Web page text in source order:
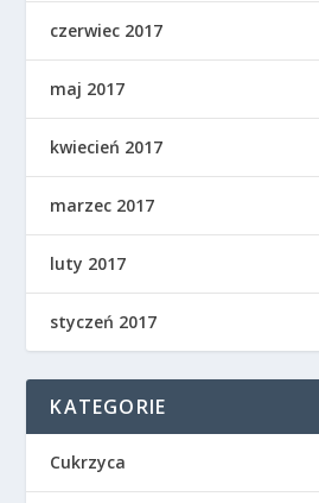
czerwiec 2017
maj 2017
kwiecień 2017
marzec 2017
luty 2017
styczeń 2017
KATEGORIE
Cukrzyca